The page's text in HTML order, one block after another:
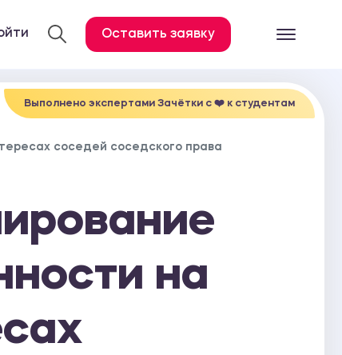
Все услуги
Дипломная работа
Лабораторная работа
Диссертация
Оставить заявку
Выполнено экспертами Зачётки c ❤️ к студентам
соседей соседского права
на